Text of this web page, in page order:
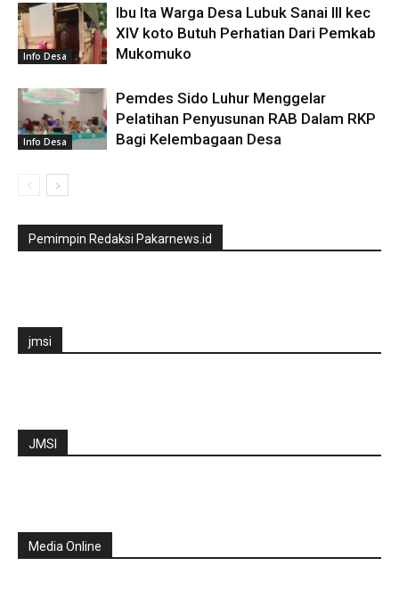
Info Desa
Ibu Ita Warga Desa Lubuk Sanai lll kec
XIV koto Butuh Perhatian Dari Pemkab
Mukomuko
Info Desa
Pemdes Sido Luhur Menggelar
Pelatihan Penyusunan RAB Dalam RKP
Bagi Kelembagaan Desa
Pemimpin Redaksi Pakarnews.id
jmsi
JMSI
Media Online